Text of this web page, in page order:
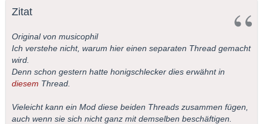
Zitat
Original von musicophil
Ich verstehe nicht, warum hier einen separaten Thread gemacht
wird.
Denn schon gestern hatte honigschlecker dies erwähnt in
diesem Thread.
Vieleicht kann ein Mod diese beiden Threads zusammen fügen,
auch wenn sie sich nicht ganz mit demselben beschäftigen.